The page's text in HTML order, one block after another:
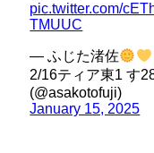
pic.twitter.com/
TMUUC
— ふじた渚佐
2/16ティア東1 す
(@asakotofuji)
January 15, 2025